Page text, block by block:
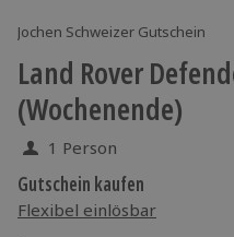
Jochen Schweizer Gutschein
Land Rover
(Wochenende)
1 Person
Gutschein kaufen
Flexibel einlösbar